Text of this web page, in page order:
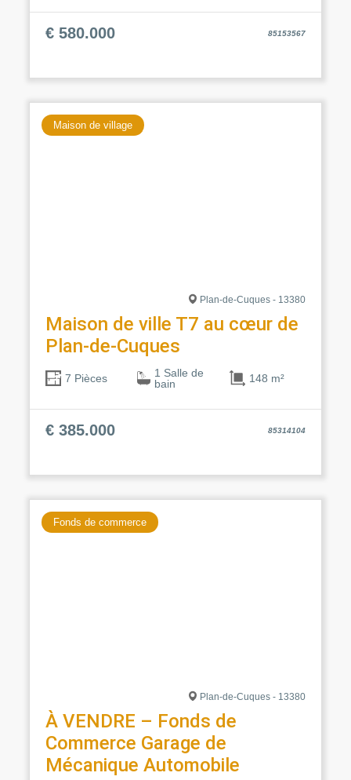
€ 580.000 85153567
Maison de village
Plan-de-Cuques - 13380
Maison de ville T7 au cœur de
Plan-de-Cuques
7 Pièces
1 Salle de
bain
148 m²
€ 385.000 85314104
Fonds de commerce
Plan-de-Cuques - 13380
À VENDRE – Fonds de
Commerce Garage de
Mécanique Automobile